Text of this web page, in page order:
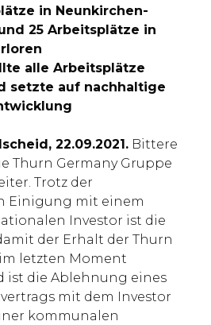
in Neunkirchen-
25 Arbeitsplätze in
alle Arbeitsplätze
setzte auf nachhaltige
22.09.2021. Bittere
Thurn Germany Gruppe
Trotz der
Einigung mit einem
Investor ist die
der Erhalt der Thurn
letzten Moment
ist die Ablehnung eines
mit dem Investor
kommunalen